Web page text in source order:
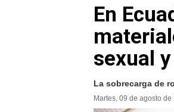
En
sexual
La sobrecarga de
Martes, 09 de agosto